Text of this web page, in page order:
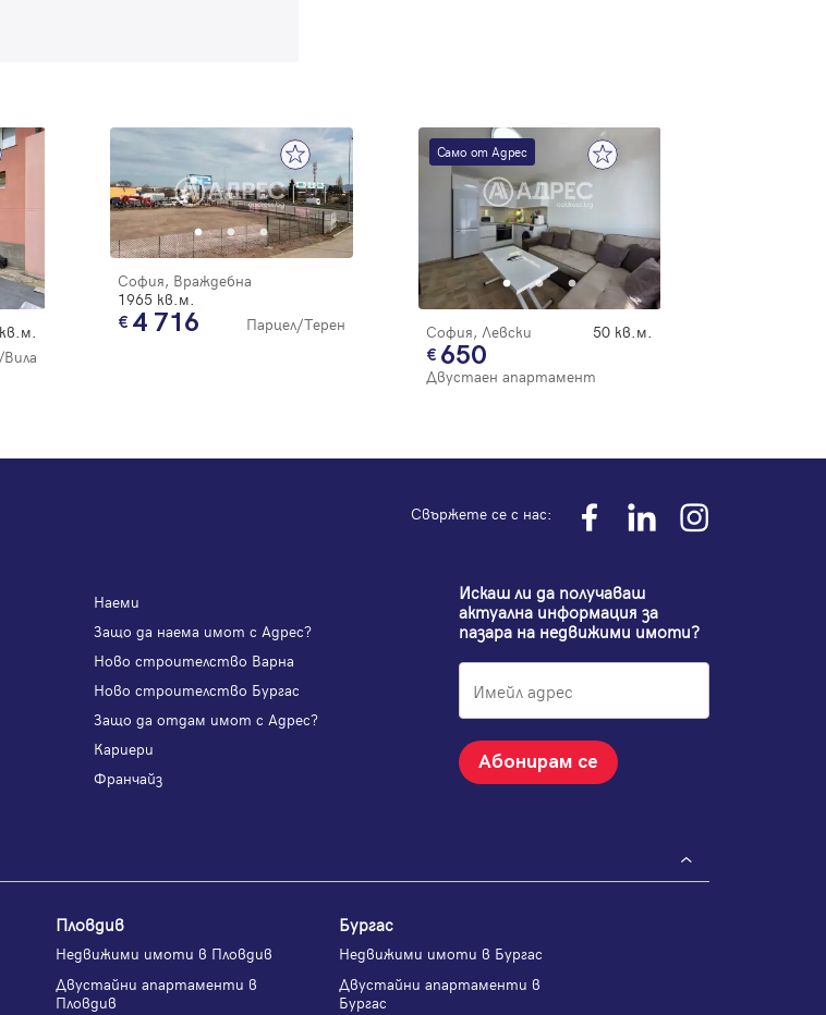
София, Враждебна
1965 кв.м.
4 716 Парцел/Терен
Само от Адрес
София, Левски 50 кв.м.
650
Двустаен апартамент
Свържете се с нас:
Наеми
Защо да наема имот с Адрес?
Ново строителство Варна
Ново строителство Бургас
Защо да отдам имот с Адрес?
Кариери
Франчайз
Искаш ли да получаваш
актуална информация за
пазара на недвижими имоти?
Абонирам се
Пловдив
Недвижими имоти в Пловдив
Двустайни апартаменти в
Пловдив
Бургас
Недвижими имоти в Бургас
Двустайни апартаменти в
Бургас
Регистрация